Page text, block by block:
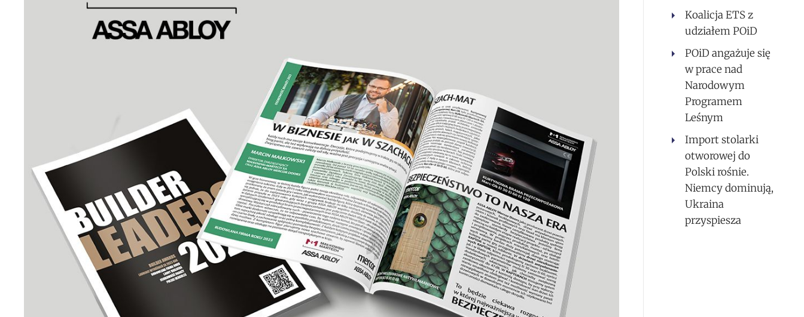
Koalicja ETS z
udziałem POiD
POiD angażuje się
w prace nad
Narodowym
Programem
Leśnym
Import stolarki
otworowej do
Polski rośnie.
Niemcy dominują,
Ukraina
przyspiesza